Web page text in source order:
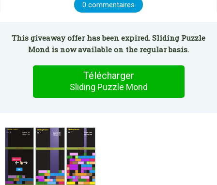
0 commentaires
This giveaway offer has been expired. Sliding Puzzle
Mond is now available on the regular basis.
Télécharger
Sliding Puzzle Mond